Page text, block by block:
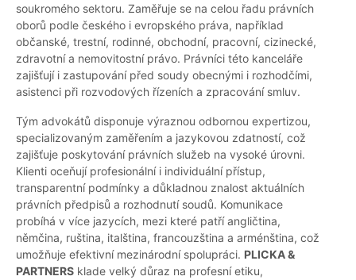
soukromého sektoru. Zaměřuje se na celou řadu právních
oborů podle českého i evropského práva, například
občanské, trestní, rodinné, obchodní, pracovní, cizinecké,
zdravotní a nemovitostní právo. Právníci této kanceláře
zajišťují i zastupování před soudy obecnými i rozhodčími,
asistenci při rozvodových řízeních a zpracování smluv.
Tým advokátů disponuje výraznou odbornou expertizou,
specializovaným zaměřením a jazykovou zdatností, což
zajišťuje poskytování právních služeb na vysoké úrovni.
Klienti oceňují profesionální i individuální přístup,
transparentní podmínky a důkladnou znalost aktuálních
právních předpisů a rozhodnutí soudů. Komunikace
probíhá v více jazycích, mezi které patří angličtina,
němčina, ruština, italština, francouzština a arménština, což
umožňuje efektivní mezinárodní spolupráci. PLICKA &
PARTNERS klade velký důraz na profesní etiku,